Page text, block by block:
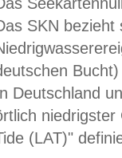
SKN
Deutschland
(LAT)"